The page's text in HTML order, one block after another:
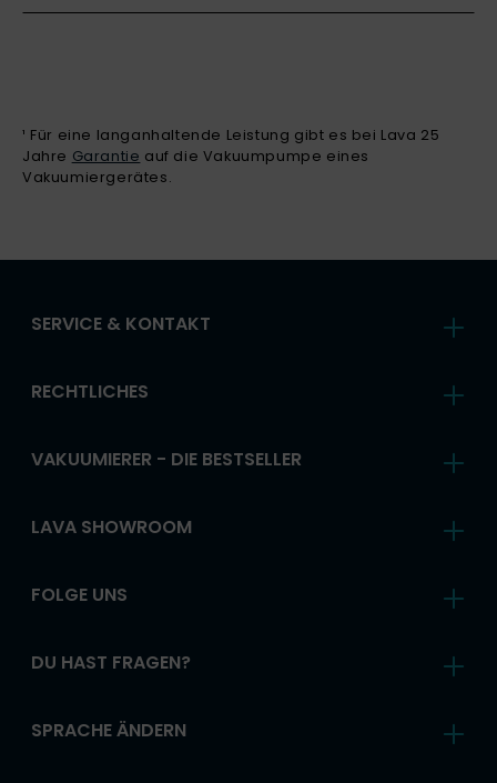
¹ Für eine langanhaltende Leistung gibt es bei Lava 25
Jahre Garantie auf die Vakuumpumpe eines
Vakuumiergerätes.
SERVICE & KONTAKT
RECHTLICHES
VAKUUMIERER - DIE BESTSELLER
LAVA SHOWROOM
FOLGE UNS
DU HAST FRAGEN?
SPRACHE ÄNDERN